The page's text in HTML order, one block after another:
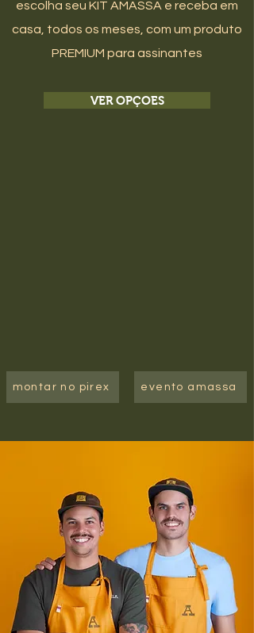
escolha seu KIT AMASSA e receba em
casa, todos os meses, com um produto
PREMIUM para assinantes
VER OPÇOES
montar no pirex evento amassa